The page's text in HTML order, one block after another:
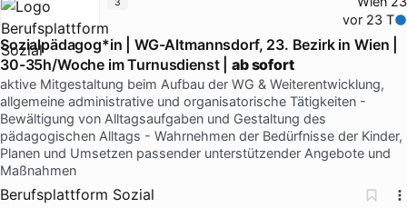
vor 23 T
Sozialpädagog*in | WG-Altmannsdorf, 23. Bezirk in Wien |
30-35h/Woche im Turnusdienst |ab sofort
aktive Mitgestaltung beim Aufbau der WG & Weiterentwicklung,
allgemeine administrative und organisatorische Tätigkeiten -
Bewältigung von Alltagsaufgaben und Gestaltung des
pädagogischen Alltags - Wahrnehmen der Bedürfnisse der Kinder,
Planen und Umsetzen passender unterstützender Angebote und
Maßnahmen
Berufsplattform Sozial